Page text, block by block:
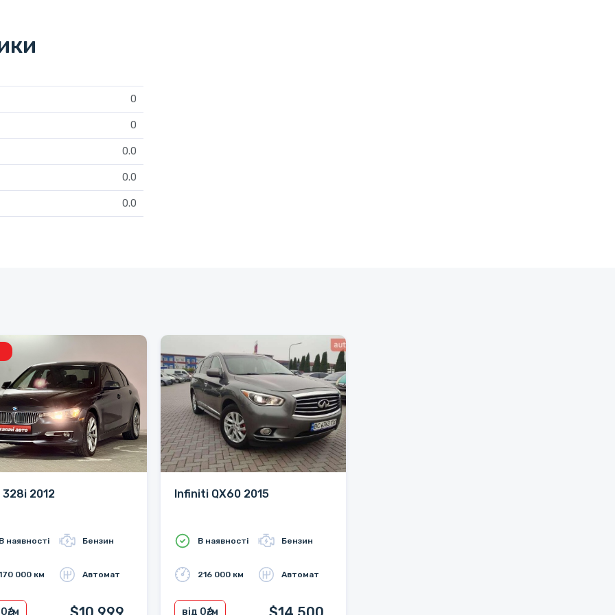
0
0
0.0
0.0
0.0
328i 2012
наявності Бензин
000 км Автомат
₴/м
Infiniti QX60 2015
В наявності Бензин
216 000 км Автомат
від 0₴/м